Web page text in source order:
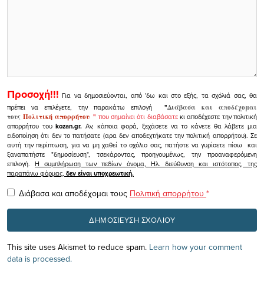
Προσοχή!!! Για να δημοσιεύονται, από 'δω και στο εξής, τα σχόλιά σας, θα
πρέπει να επιλέγετε, την παρακάτω επιλογή
"Διάβασα και αποδέχομαι
τουςΠολιτική απορρήτου" που σημαίνει ότι διαβάσατεκι αποδέχεστε την πολιτική
απορρήτου τουkozan.gr. Αν, κάποια φορά, ξεχάσετε να το κάνετε θα λάβετε μια
ειδοποίηση ότι δεν το πατήσατε (αρα δεν αποδεχτήκατε την πολιτική απορρήτου). Σε
αυτή την περίπτωση, για να μη χαθεί το σχόλιο σας, πατήστε να γυρίσετε πίσω και
ξαναπατήστε "δημοσίευση", τσεκάροντας, προηγουμένως, την προαναφερόμενη
επιλογή.Η συμπλήρωση των πεδίων όνομα, Ηλ. διεύθυνση και ιστότοπος, της
παραπάνω φόρμας, δεν είναι υποχρεωτική.
Διάβασα και αποδέχομαι τους Πολιτική απορρήτου *
This site uses Akismet to reduce spam. Learn how your comment
data is processed.